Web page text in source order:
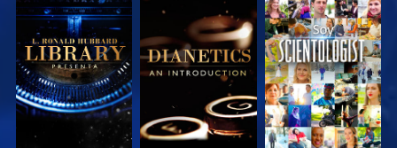
EXPLORA LAS
SERIES
EXPLORA LAS
SERIES
VE